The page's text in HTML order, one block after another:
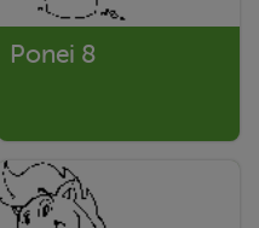
Ponei 8